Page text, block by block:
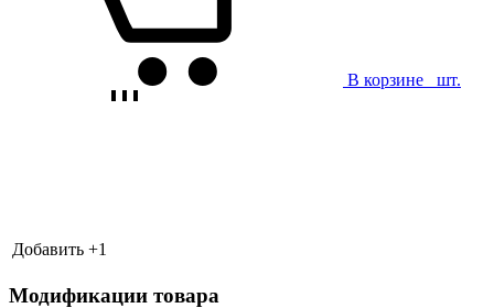
В корзине шт.
Добавить +1
Модификации товара